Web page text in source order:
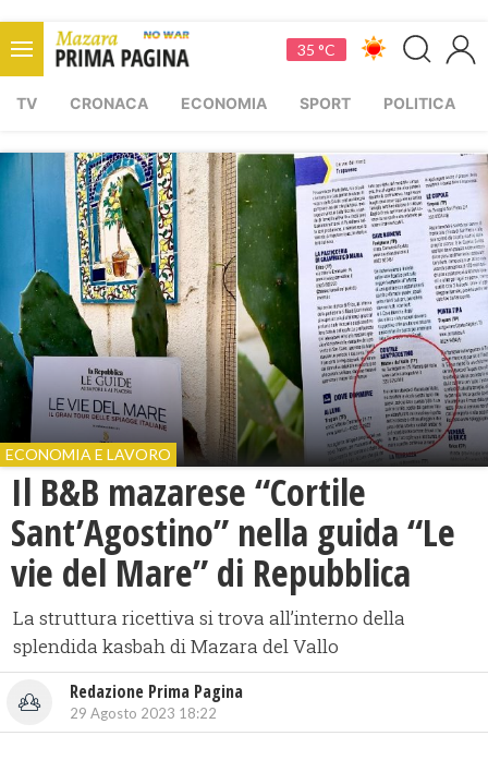
35 °C
TV CRONACA ECONOMIA SPORT POLITICA
ECONOMIA E LAVORO
Il B&B mazarese “Cortile
Sant’Agostino” nella guida “Le
vie del Mare” di Repubblica
La struttura ricettiva si trova all’interno della
splendida kasbah di Mazara del Vallo
Redazione Prima Pagina
29 Agosto 2023 18:22